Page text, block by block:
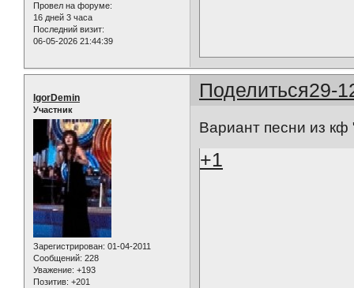
Провел на форуме:
16 дней 3 часа
Последний визит:
06-05-2026 21:44:39
Поделиться29-
IgorDemin
Участник
Зарегистрирован: 01-04-2011
Сообщений: 228
Уважение: +193
Позитив: +201
Вариант песни из
+1